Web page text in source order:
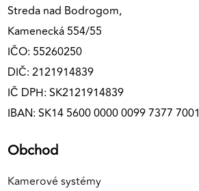
Streda nad Bodrogom,
Kamenecká 554/55
IČO: 55260250
DIČ: 2121914839
IČ DPH: SK2121914839
IBAN: SK14 5600 0000 0099 7377 7001
Obchod
Kamerové systémy